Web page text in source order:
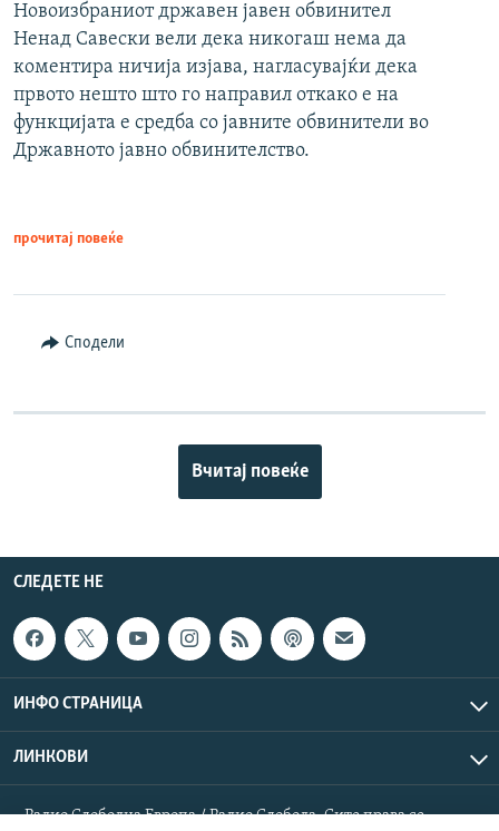
Новоизбраниот државен јавен обвинител
Ненад Савески вели дека никогаш нема да
коментира ничија изјава, нагласувајќи дека
првото нешто што го направил откако е на
функцијата е средба со јавните обвинители во
Државното јавно обвинителство.
прочитај повеќе
Сподели
Вчитај повеќе
СЛЕДЕТЕ НЕ
ИНФО СТРАНИЦА
ЛИНКОВИ
Радио Слободна Европа / Радио Слобода. Сите права се